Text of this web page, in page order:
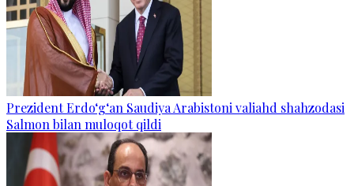
Prezident Erdo‘g‘an Saudiya Arabistoni valiahd shahzodasi
Salmon bilan muloqot qildi